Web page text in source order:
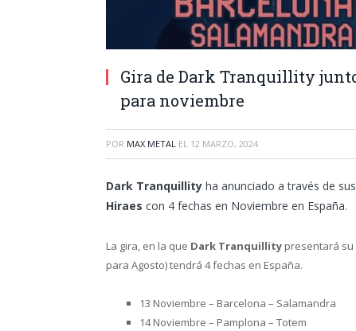
Gira de Dark Tranquillity
para noviembre
POR MAX METAL EL 12 MARZO, 2024
Dark Tranquillity ha anunciado a través de
Hiraes con 4 fechas en Noviembre en España.
La gira, en la que Dark Tranquillity presentará su
para Agosto) tendrá 4 fechas en España.
13 Noviembre – Barcelona – Salamandra
14 Noviembre – Pamplona – Totem